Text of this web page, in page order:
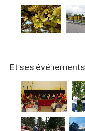
Et ses événements